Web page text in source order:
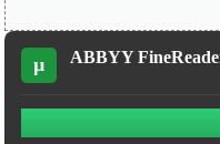
µ ABBYY